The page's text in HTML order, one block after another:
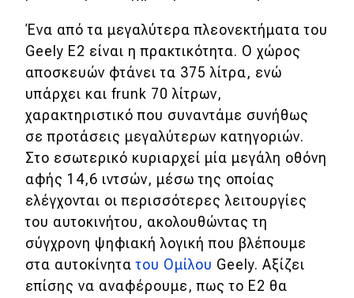
Ένα από τα μεγαλύτερα πλεονεκτήματα του
Geely E2 είναι η πρακτικότητα. Ο χώρος
αποσκευών φτάνει τα 375 λίτρα, ενώ
υπάρχει και frunk 70 λίτρων,
χαρακτηριστικό που συναντάμε συνήθως
σε προτάσεις μεγαλύτερων κατηγοριών.
Στο εσωτερικό κυριαρχεί μία μεγάλη οθόνη
αφής 14,6 ιντσών, μέσω της οποίας
ελέγχονται οι περισσότερες λειτουργίες
του αυτοκινήτου, ακολουθώντας τη
σύγχρονη ψηφιακή λογική που βλέπουμε
στα αυτοκίνητατου Ομίλου Geely. Αξίζει
επίσης να αναφέρουμε, πως το Ε2 θα